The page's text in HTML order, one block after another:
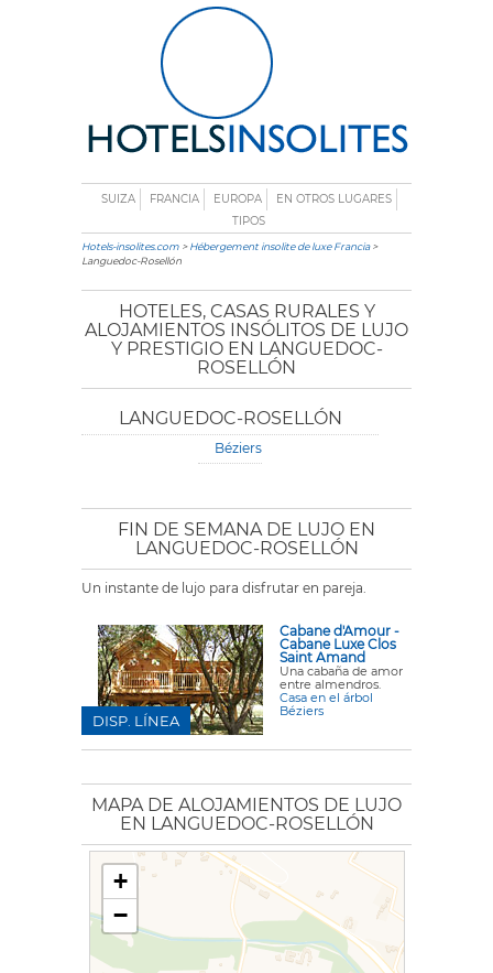
SUIZA FRANCIA EUROPA
EN OTROS LUGARES
TIPOS
Hotels-insolites.com >Hébergement insolite de luxe Francia>
Languedoc-Rosellón
HOTELES, CASAS RURALES Y
ALOJAMIENTOS INSÓLITOS DE LUJO
Y PRESTIGIO EN LANGUEDOC-
ROSELLÓN
LANGUEDOC-ROSELLÓN
Béziers
FIN DE SEMANA DE LUJO EN
LANGUEDOC-ROSELLÓN
Un instante de lujo para disfrutar en pareja.
Cabane d'Amour -
Cabane Luxe Clos
Saint Amand
Una cabaña de amor
entre almendros.
Casa en el árbol
Béziers
DISP. LÍNEA
MAPA DE ALOJAMIENTOS DE LUJO
EN LANGUEDOC-ROSELLÓN
+
−